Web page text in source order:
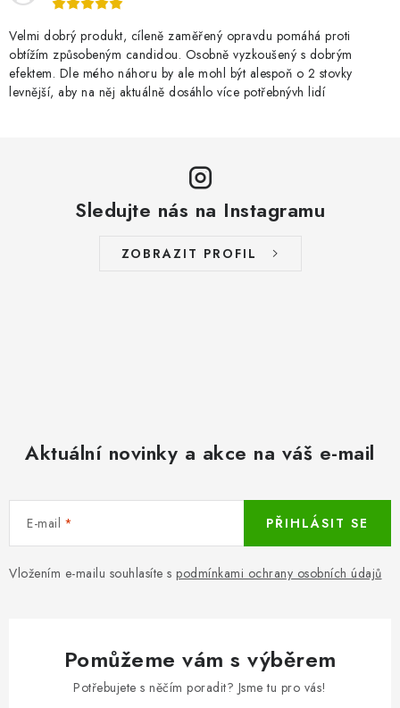
Velmi dobrý produkt, cíleně zaměřený opravdu pomáhá proti
obtížím způsobeným candidou. Osobně vyzkoušený s dobrým
efektem. Dle mého náhoru by ale mohl být alespoň o 2 stovky
levnější, aby na něj aktuálně dosáhlo více potřebnývh lidí
Sledujte nás na Instagramu
ZOBRAZIT PROFIL
Aktuální novinky a akce na váš e-mail
E-mail
Vložením e-mailu souhlasíte s podmínkami ochrany osobních údajů
PŘIHLÁSIT SE
Pomůžeme vám s výběrem
Potřebujete s něčím poradit? Jsme tu pro vás!